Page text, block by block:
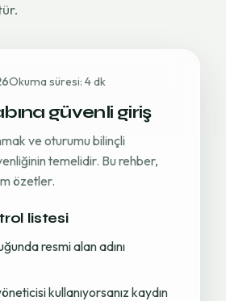
Okuma süresi: 4 dk
güvenli giriş
ve oturumu bilinçli
temelidir. Bu rehber,
özetler.
listesi
resmi alan adını
kullanıyorsanız kaydın